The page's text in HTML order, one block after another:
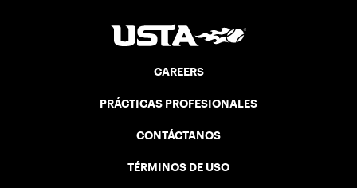
CAREERS
PRÁCTICAS PROFESIONALES
CONTÁCTANOS
TÉRMINOS DE USO